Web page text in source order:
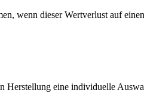
wenn dieser Wertverlust auf
eine individuelle